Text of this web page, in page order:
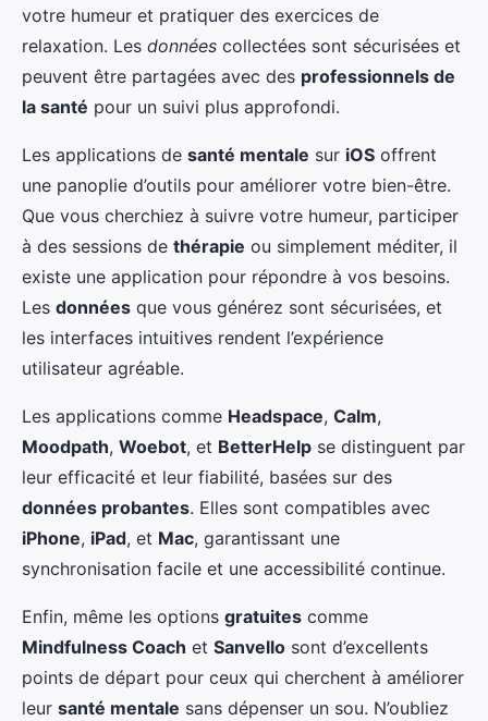
votre humeur et pratiquer des exercices de
relaxation. Les données collectées sont sécurisées et
peuvent être partagées avec des professionnels de
la santé pour un suivi plus approfondi.
Les applications de santé mentale sur iOS offrent
une panoplie d’outils pour améliorer votre bien-être.
Que vous cherchiez à suivre votre humeur, participer
à des sessions de thérapie ou simplement méditer, il
existe une application pour répondre à vos besoins.
Les données que vous générez sont sécurisées, et
les interfaces intuitives rendent l’expérience
utilisateur agréable.
Les applications comme Headspace, Calm,
Moodpath, Woebot, et BetterHelp se distinguent par
leur efficacité et leur fiabilité, basées sur des
données probantes. Elles sont compatibles avec
iPhone, iPad, et Mac, garantissant une
synchronisation facile et une accessibilité continue.
Enfin, même les options gratuites comme
Mindfulness Coach et Sanvello sont d’excellents
points de départ pour ceux qui cherchent à améliorer
leur santé mentale sans dépenser un sou. N’oubliez